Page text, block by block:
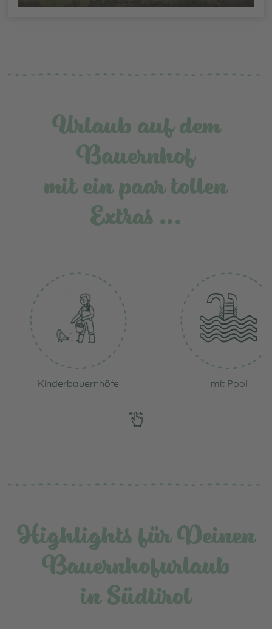
Urlaub auf dem
Bauernhof
mit ein paar tollen
Extras …
Kinderbauernhöfe mit Pool
Highlights für Deinen
Bauernhofurlaub
in Südtirol